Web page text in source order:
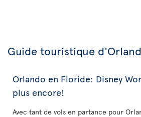
Guide touristique
Orlando en Floride: Disney
plus encore!
Avec tant de vols en partance pour